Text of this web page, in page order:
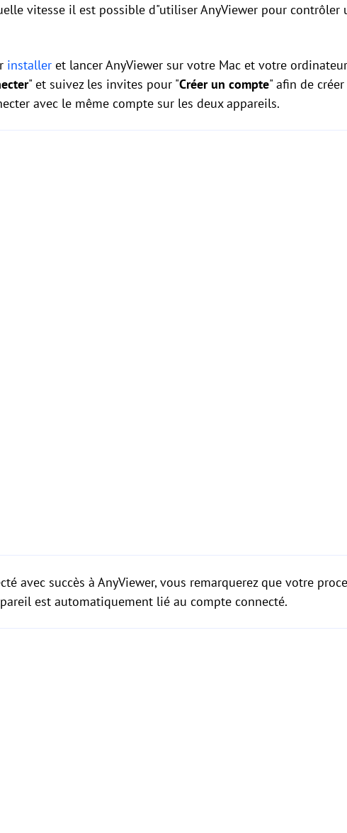
vitesse il est possible d"utiliser AnyViewer pour contrôler
installer et lancer AnyViewer sur votre Mac et votre
" et suivez les invites pour "Créer un compte" afin de
avec le même compte sur les deux appareils.
avec succès à AnyViewer, vous remarquerez que votre
est automatiquement lié au compte connecté.